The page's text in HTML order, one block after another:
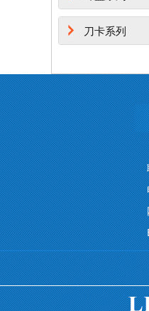
刀卡系列